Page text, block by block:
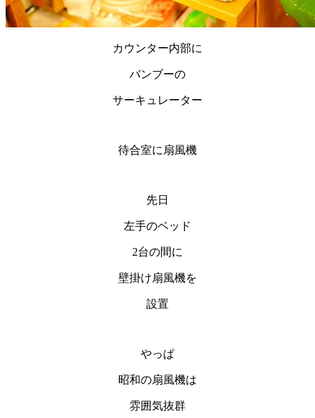
カウンター内部に
バンブーの
サーキュレーター
待合室に扇風機
先日
左手のベッド
2台の間に
壁掛け扇風機を
設置
やっぱ
昭和の扇風機は
雰囲気抜群